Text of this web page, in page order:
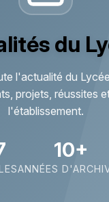
du
l'actualité du
projets, réussites
l'établissement.
10+
ANNÉES